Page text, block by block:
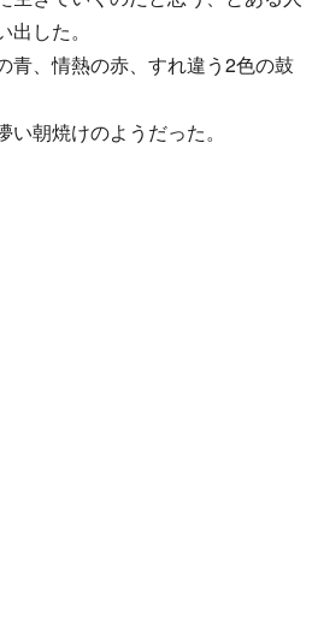
した。
青、情熱の赤、すれ違う2色の鼓
朝焼けのようだった。